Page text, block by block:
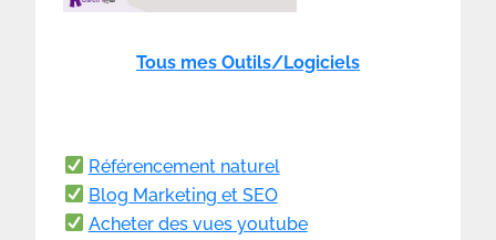
Tous mes Outils/Logiciels
Référencement naturel
Blog Marketing et SEO
Acheter des vues youtube